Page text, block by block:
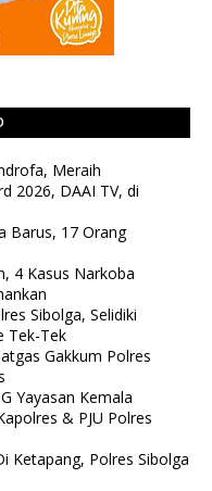
Meraih
2026, DAAI TV, di
Barus, 17 Orang
4 Kasus Narkoba
Sibolga, Selidiki
Tek-Tek
Gakkum Polres
Yayasan Kemala
& PJU Polres
Ketapang, Polres Sibolga